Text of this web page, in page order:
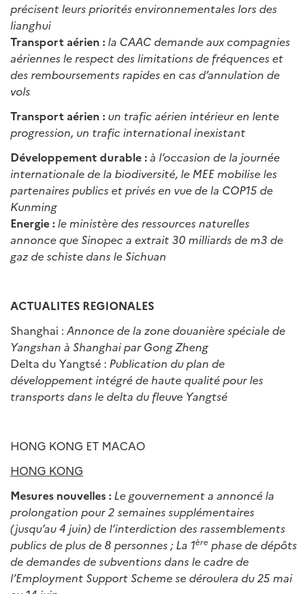
précisent leurs priorités environnementales lors des
lianghui
Transport aérien : la CAAC demande aux compagnies
aériennes le respect des limitations de fréquences et
des remboursements rapides en cas d’annulation de
vols
Transport aérien : un trafic aérien intérieur en lente
progression, un trafic international inexistant
Développement durable :à l’occasion de la journée
internationale de la biodiversité, le MEE mobilise les
partenaires publics et privés en vue de la COP15 de
Kunming
Energie : le ministère des ressources naturelles
annonce que Sinopec a extrait 30 milliards de m3 de
gaz de schiste dans le Sichuan
ACTUALITES REGIONALES
Shanghai : Annonce de la zone douanière spéciale de
Yangshan à Shanghai par Gong Zheng
Delta du Yangtsé : Publication du plan de
développement intégréde haute qualité pour les
transports dans le delta du fleuve Yangtsé
HONG KONG ET MACAO
HONG KONG
Mesures nouvelles : Le gouvernement a annoncé la
prolongation pour 2 semaines supplémentaires
(jusqu’au 4 juin) de l’interdiction des rassemblements
publics de plus de 8 personnes ; La 1ère phase de dépôts
de demandes de subventions dans le cadre de
l’Employment Support Scheme se déroulera du 25 mai